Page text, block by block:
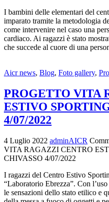
I bambini delle elementari del
imparato tramite la metodologia
come intervenire nel caso una
cardiaco. Ai ragazzi è stato
che succede al cuore di una
Aicr news, Blog, Foto gallery,
PROGETTO VITA
ESTIVO
4/07/2022
4 Luglio 2022 adminAICR
VITA RAGAZZI CENTRO
CHIVASSO 4/07/2022
I ragazzi del Centro Estivo
“Laboratorio Ebrezza”. Con
le sensazioni dello stato etilico e